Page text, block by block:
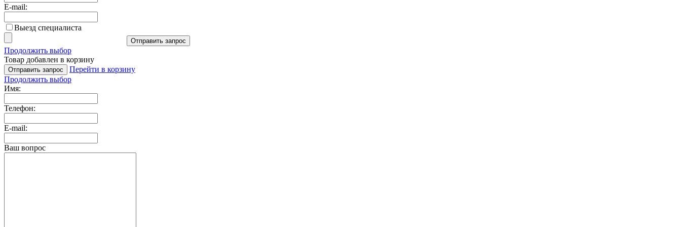
E-mail:
Выезд специалиста
Отправить запрос
Продолжить выбор
Товар добавлен в корзину
Отправить запрос
Перейти в корзину
Продолжить выбор
Имя:
Телефон:
E-mail:
Ваш вопрос